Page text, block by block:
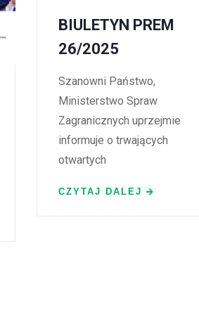
BIULETYN PREM
26/2025
Szanowni Państwo,
Ministerstwo Spraw
Zagranicznych uprzejmie
informuje o trwających
otwartych
CZYTAJ DALEJ